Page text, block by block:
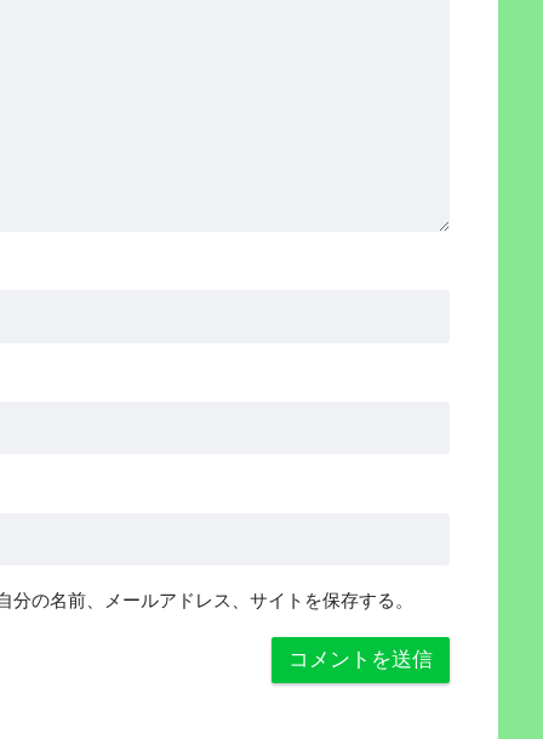
の名前、メールアドレス、サイトを保存する。